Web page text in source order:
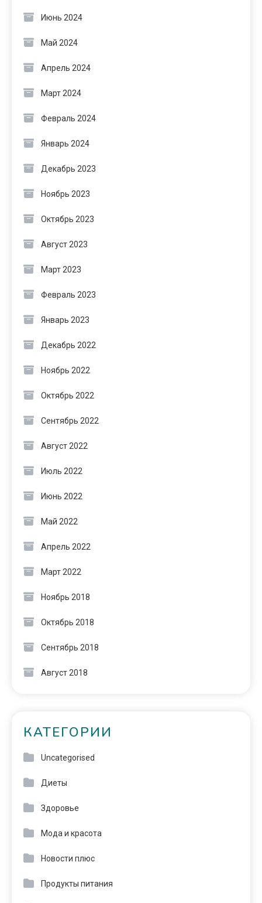
Июнь 2024
Май 2024
Апрель 2024
Март 2024
Февраль 2024
Январь 2024
Декабрь 2023
Ноябрь 2023
Октябрь 2023
Август 2023
Март 2023
Февраль 2023
Январь 2023
Декабрь 2022
Ноябрь 2022
Октябрь 2022
Сентябрь 2022
Август 2022
Июль 2022
Июнь 2022
Май 2022
Апрель 2022
Март 2022
Ноябрь 2018
Октябрь 2018
Сентябрь 2018
Август 2018
КАТЕГОРИИ
Uncategorised
Диеты
Здоровье
Мода и красота
Новости плюс
Продукты питания